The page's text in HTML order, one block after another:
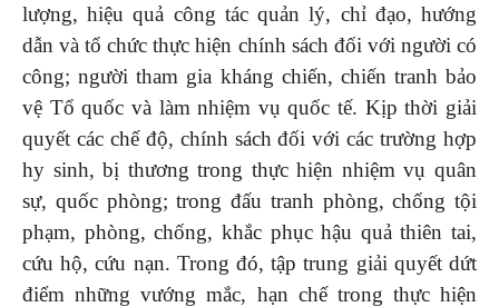
lượng, hiệu quả công tác quản lý, chỉ đạo, hướng
dẫn và tổ chức thực hiện chính sách đối với người có
công; người tham gia kháng chiến, chiến tranh bảo
vệ Tổ quốc và làm nhiệm vụ quốc tế. Kịp thời giải
quyết các chế độ, chính sách đối với các trường hợp
hy sinh, bị thương trong thực hiện nhiệm vụ quân
sự, quốc phòng; trong đấu tranh phòng, chống tội
phạm, phòng, chống, khắc phục hậu quả thiên tai,
cứu hộ, cứu nạn. Trong đó, tập trung giải quyết dứt
điểm những vướng mắc, hạn chế trong thực hiện